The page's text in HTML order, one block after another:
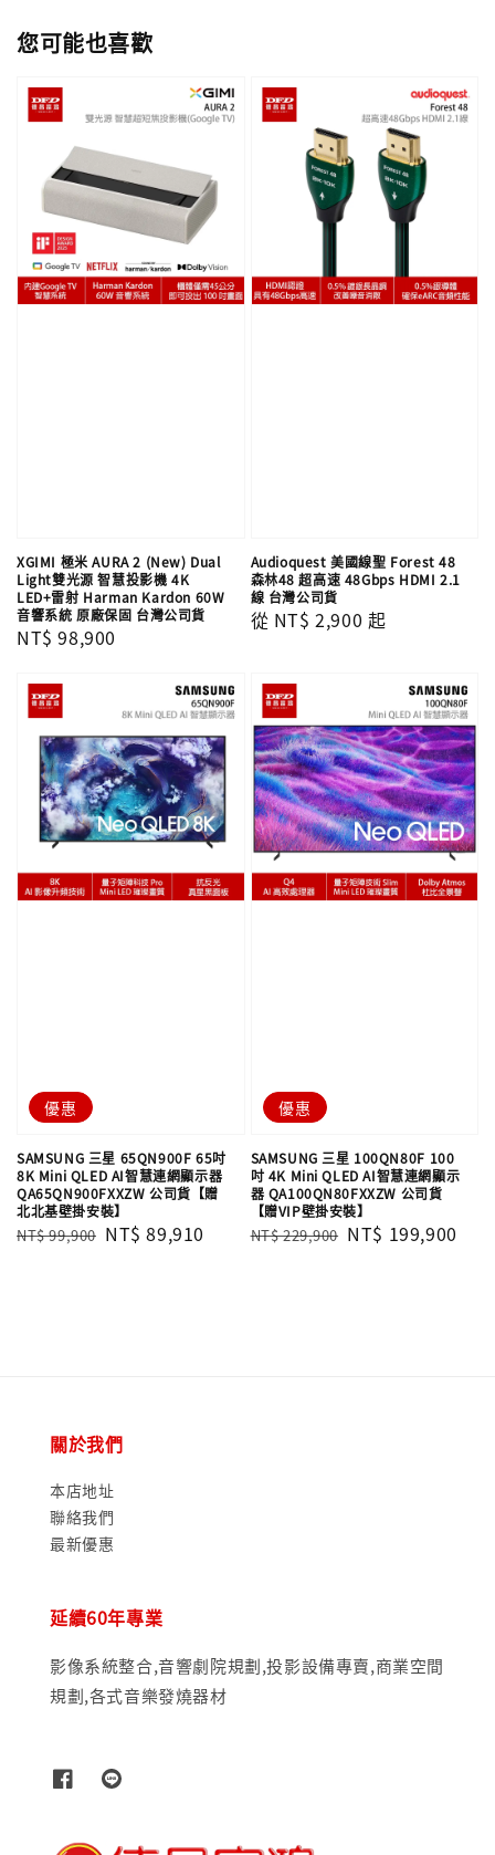
您可能也喜歡
XGIMI 極米 AURA 2 (New) Dual
Light雙光源 智慧投影機 4K
LED+雷射 Harman Kardon 60W
音響系統 原廠保固 台灣公司貨
Regular
NT$ 98,900
Audioquest 美國線聖 Forest 48
森林48 超高速 48Gbps HDMI 2.1
線 台灣公司貨
Regular
從 NT$ 2,900 起
優惠
SAMSUNG 三星 65QN900F 65吋
8K Mini QLED AI智慧連網顯示器
QA65QN900FXXZW 公司貨【贈
北北基壁掛安裝】
Regular
NT$ 99,900 Sale
NT$ 89,910
優惠
SAMSUNG 三星 100QN80F 100
吋 4K Mini QLED AI智慧連網顯示
器 QA100QN80FXXZW 公司貨
【贈VIP壁掛安裝】
Regular
NT$ 229,900 Sale
NT$ 199,900
關於我們
本店地址
聯絡我們
最新優惠
延續60年專業
影像系統整合,音響劇院規劃,投影設備專賣,商業空間
規劃,各式音樂發燒器材